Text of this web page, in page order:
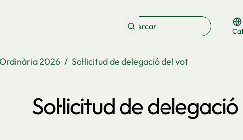
2026 / Sol·licitud de delegació del vot
Sol·licitud de